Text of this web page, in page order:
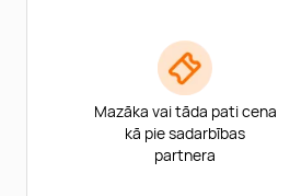
Mazāka vai tāda pati cena
kā pie sadarbības
partnera